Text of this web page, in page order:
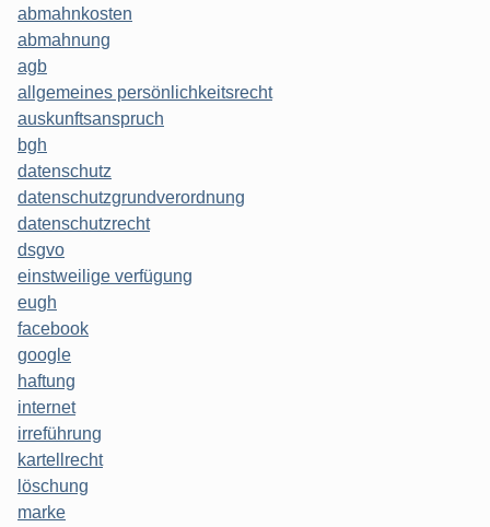
abmahnkosten
abmahnung
agb
allgemeines persönlichkeitsrecht
auskunftsanspruch
bgh
datenschutz
datenschutzgrundverordnung
datenschutzrecht
dsgvo
einstweilige verfügung
eugh
facebook
google
haftung
internet
irreführung
kartellrecht
löschung
marke